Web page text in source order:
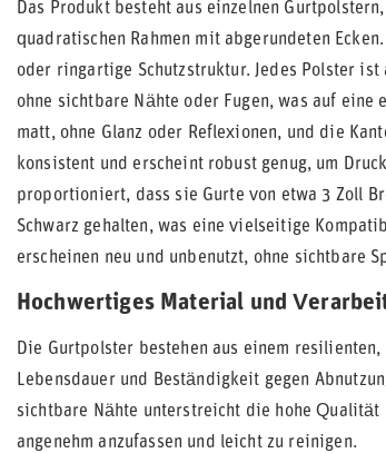
Das Produkt besteht aus einzelnen
quadratischen Rahmen mit abgerundeten
oder ringartige Schutzstruktur. Jedes Polster
ohne sichtbare Nähte oder Fugen, was auf
matt, ohne Glanz oder Reflexionen, und die
konsistent und erscheint robust genug, um
proportioniert, dass sie Gurte von etwa 3 Zoll
Schwarz gehalten, was eine vielseitige
erscheinen neu und unbenutzt, ohne sichtbare
Hochwertiges Material und
Die Gurtpolster bestehen aus einem
Lebensdauer und Beständigkeit gegen
sichtbare Nähte unterstreicht die hohe
angenehm anzufassen und leicht zu reinigen.